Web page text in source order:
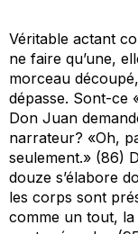
Véritable actant
ne faire qu’une,
morceau
dépasse. Sont-ce
Don Juan
narrateur? «Oh,
seulement.» (86)
douze s’élabore
les corps sont
comme un tout,